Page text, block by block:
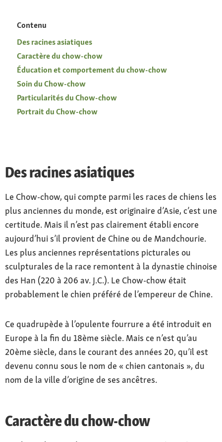
Contenu
Des racines asiatiques
Caractère du chow-chow
Éducation et comportement du chow-chow
Soin du Chow-chow
Particularités du Chow-chow
Portrait du Chow-chow
Des racines asiatiques
Le Chow-chow, qui compte parmi les races de chiens les
plus anciennes du monde, est originaire d’Asie, c’est une
certitude. Mais il n’est pas clairement établi encore
aujourd’hui s’il provient de Chine ou de Mandchourie.
Les plus anciennes représentations picturales ou
sculpturales de la race remontent à la dynastie chinoise
des Han (220 à 206 av. J.C.). Le Chow-chow était
probablement le chien préféré de l’empereur de Chine.
Ce quadrupède à l’opulente fourrure a été introduit en
Europe à la fin du 18ème siècle. Mais ce n’est qu’au
20ème siècle, dans le courant des années 20, qu’il est
devenu connu sous le nom de « chien cantonais », du
nom de la ville d’origine de ses ancêtres.
Caractère du chow-chow